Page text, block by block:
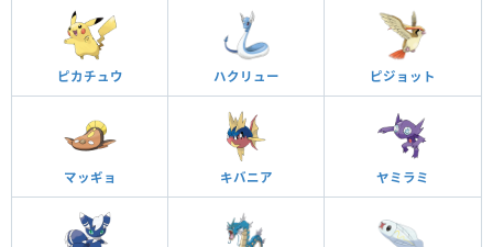
ピカチュウ ハクリュー ピジョット
マッギョ キバニア ヤミラミ